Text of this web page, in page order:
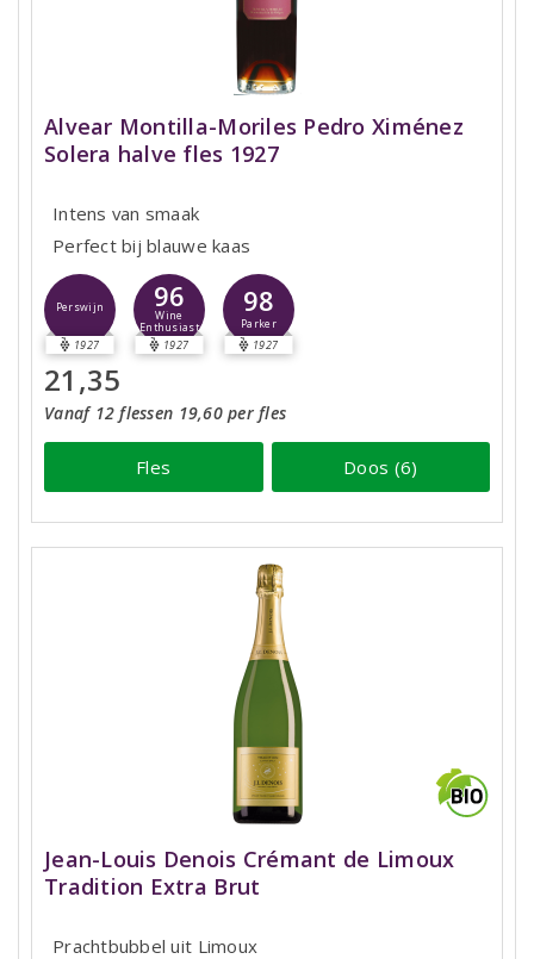
Alvear Montilla-Moriles Pedro Ximénez
Solera halve fles 1927
Intens van smaak
Perfect bij blauwe kaas
Perswijn
1927
96
Wine
Enthusiast
1927
98
Parker
1927
21,35
Vanaf 12 flessen 19,60 per fles
Fles Doos (6)
Jean-Louis Denois Crémant de Limoux
Tradition Extra Brut
Prachtbubbel uit Limoux